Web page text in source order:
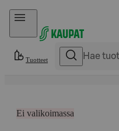
Hyppää sisältöön
Tuotteet
Ei valikoimassa